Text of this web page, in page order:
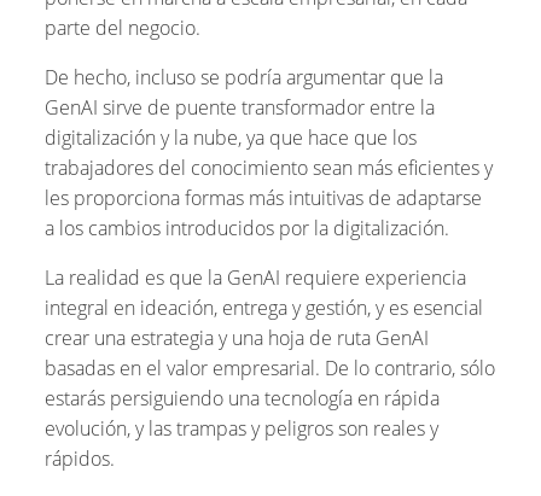
parte del negocio.
De hecho, incluso se podría argumentar que la
GenAI sirve de puente transformador entre la
digitalización y la nube, ya que hace que los
trabajadores del conocimiento sean más eficientes y
les proporciona formas más intuitivas de adaptarse
a los cambios introducidos por la digitalización.
La realidad es que la GenAI requiere experiencia
integral en ideación, entrega y gestión, y es esencial
crear una estrategia y una hoja de ruta GenAI
basadas en el valor empresarial. De lo contrario, sólo
estarás persiguiendo una tecnología en rápida
evolución, y las trampas y peligros son reales y
rápidos.